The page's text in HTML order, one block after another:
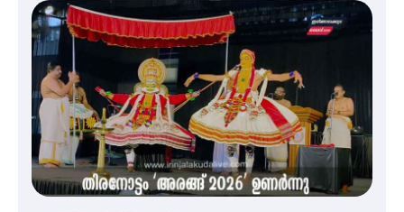
ജില്ലയിൽ എല്ലാ വിദ്യാഭ്യാസ
സ്ഥാപനങ്ങൾക്കും ശനിയാഴ്ച
അവധി
എം.ജി. യൂണിവേഴ്‌സിറ്റിയിൽ നിന്ന്
ഇംഗ്ളീഷ് സാഹിത്യത്തിൽ
ഡോക്ടറേറ്റ് നേടിയ എൻ. ആര്യ
ട്യുണീഷ്യൻ ചിത്രം ” ദി വോയിസ്